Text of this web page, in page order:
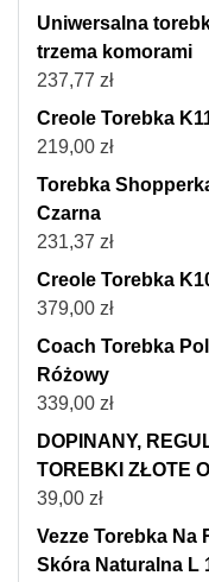
Uniwersalna
trzema komorami
237,77 zł
Creole Torebka
219,00 zł
Torebka
Czarna
231,37 zł
Creole Torebka
379,00 zł
Coach Torebka
Różowy
339,00 zł
DOPINANY,
TOREBKI ZŁOTE
39,00 zł
Vezze Torebka Na
Skóra Naturalna L